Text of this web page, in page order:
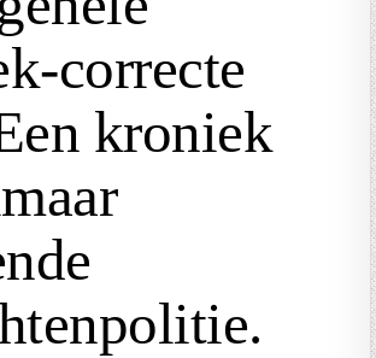
correcte
kroniek